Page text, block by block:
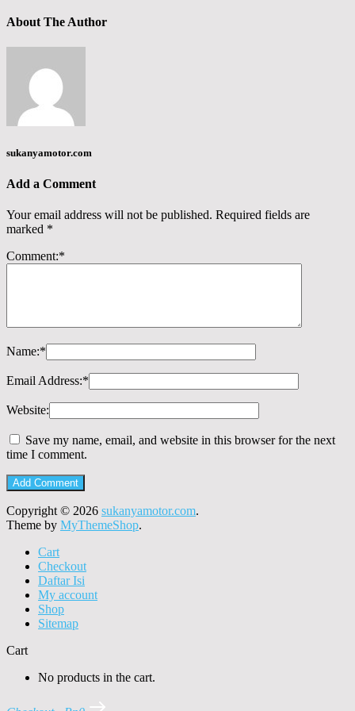
About The Author
sukanyamotor.com
Add a Comment
Your email address will not be published. Required fields are
marked *
Comment:*
Name:*
Email Address:*
Website:
Save my name, email, and website in this browser for the next
time I comment.
Copyright © 2026 sukanyamotor.com.
Theme by MyThemeShop.
Cart
Checkout
Daftar Isi
My account
Shop
Sitemap
Cart
No products in the cart.